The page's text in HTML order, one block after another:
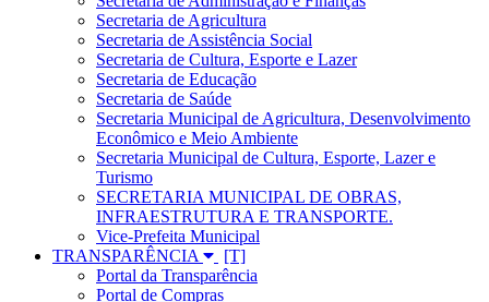
Secretaria de Agricultura
Secretaria de Assistência Social
Secretaria de Cultura, Esporte e Lazer
Secretaria de Educação
Secretaria de Saúde
Secretaria Municipal de Agricultura, Desenvolvimento
Econômico e Meio Ambiente
Secretaria Municipal de Cultura, Esporte, Lazer e
Turismo
SECRETARIA MUNICIPAL DE OBRAS,
INFRAESTRUTURA E TRANSPORTE.
Vice-Prefeita Municipal
TRANSPARÊNCIA
Portal da Transparência
Portal de Compras